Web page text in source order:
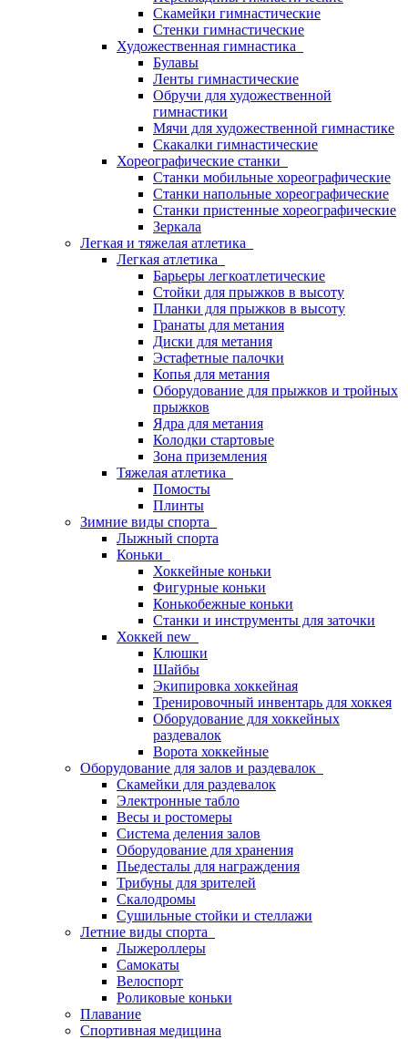
Скамейки гимнастические
Стенки гимнастические
Художественная гимнастика
Булавы
Ленты гимнастические
Обручи для художественной
гимнастики
Мячи для художественной гимнастике
Скакалки гимнастические
Хореографические станки
Станки мобильные хореографические
Станки напольные хореографические
Станки пристенные хореографические
Зеркала
Легкая и тяжелая атлетика
Легкая атлетика
Барьеры легкоатлетические
Стойки для прыжков в высоту
Планки для прыжков в высоту
Гранаты для метания
Диски для метания
Эстафетные палочки
Копья для метания
Оборудование для прыжков и тройных
прыжков
Ядра для метания
Колодки стартовые
Зона приземления
Тяжелая атлетика
Помосты
Плинты
Зимние виды спорта
Лыжный спорта
Коньки
Хоккейные коньки
Фигурные коньки
Конькобежные коньки
Станки и инструменты для заточки
Хоккей new
Клюшки
Шайбы
Экипировка хоккейная
Тренировочный инвентарь для хоккея
Оборудование для хоккейных
раздевалок
Ворота хоккейные
Оборудование для залов и раздевалок
Скамейки для раздевалок
Электронные табло
Весы и ростомеры
Система деления залов
Оборудование для хранения
Пьедесталы для награждения
Трибуны для зрителей
Скалодромы
Сушильные стойки и стеллажи
Летние виды спорта
Лыжероллеры
Самокаты
Велоспорт
Роликовые коньки
Плавание
Спортивная медицина